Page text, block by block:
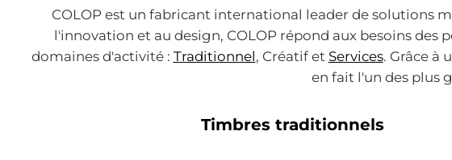
COLOP est un fabricant international leader de solutions
l'innovation et au design, COLOP répond aux besoins
domaines d'activité : Traditionnel, Créatif et Services. Grâce à
en fait l'un des plus
Timbres traditionnels